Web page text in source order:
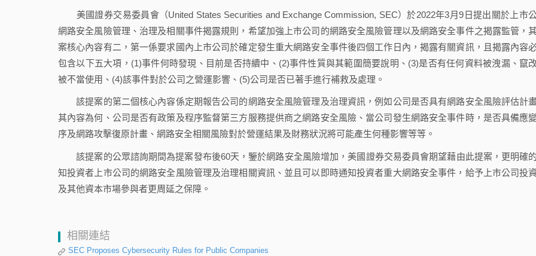
美國證券交易委員會（United States Securities and Exchange Commission, SEC）於2022年3月9日提出關於上市
網路安全風險管理、治理及相關事件揭露規則，希望加強上市公司的網路安全風險管理以及網路安全事件之揭露監管，
案核心內容有二，第一係要求國內上市公司於確定發生重大網路安全事件後四個工作日內，揭露有關資訊，且揭露內容
包含以下五大項，(1)事件何時發現、目前是否持續中、(2)事件性質與其範圍簡要說明、(3)是否有任何資料被洩漏、竄
被不當使用、(4)該事件對於公司之營運影響、(5)公司是否已著手進行補救及處理。
該提案的第二個核心內容係定期報告公司的網路安全風險管理及治理資訊，例如公司是否具有網路安全風險評估計
其內容為何、公司是否有政策及程序監督第三方服務提供商之網路安全風險、當公司發生網路安全事件時，是否具備應
序及網路攻擊復原計畫、網路安全相關風險對於營運結果及財務狀況將可能產生何種影響等等。
該提案的公眾諮詢期間為提案發布後60天，鑒於網路安全風險增加，美國證券交易委員會期望藉由此提案，更明確
知投資者上市公司的網路安全風險管理及治理相關資訊、並且可以即時通知投資者重大網路安全事件，給予上市公司投
及其他資本市場參與者更周延之保障。
相關連結
SEC Proposes Cybersecurity Rules for Public Companies